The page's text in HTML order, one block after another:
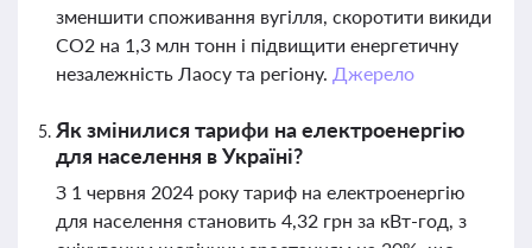
зменшити споживання вугілля, скоротити викиди
CO2 на 1,3 млн тонн і підвищити енергетичну
незалежність Лаосу та регіону. Джерело
Як змінилися тарифи на електроенергію
для населення в Україні?
З 1 червня 2024 року тариф на електроенергію
для населення становить 4,32 грн за кВт-год, з